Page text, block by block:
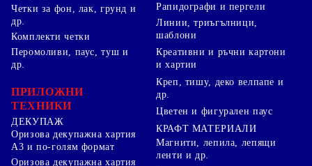
Четки за фон, лак, грунд и
др.
Комплекти четки
Рапидографи и пергели
Линии, триъгълници,
шаблони
Перомоливи, паус, туш и
др.
ПРИЛОЖНИ
ТЕХНИКИ
ДЕКУПАЖ
Оризова декупажна хартия
А3 и по-голям формат
Оризова декупажна хартия
Креативни и ръчни картони
и хартии
Креп, тишу, деко велпапе и
др.
Цветен и фигурален паус
КРАФТ МАТЕРИАЛИ
Магнити, лепила, лепящи
ленти и др.